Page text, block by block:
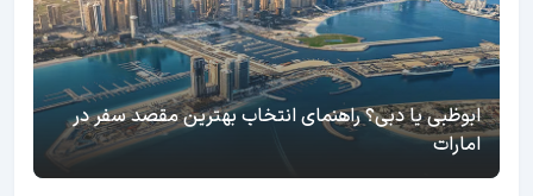
ابوظبی یا دبی؟ راهنمای انتخاب بهترین مقصد سفر در
امارات